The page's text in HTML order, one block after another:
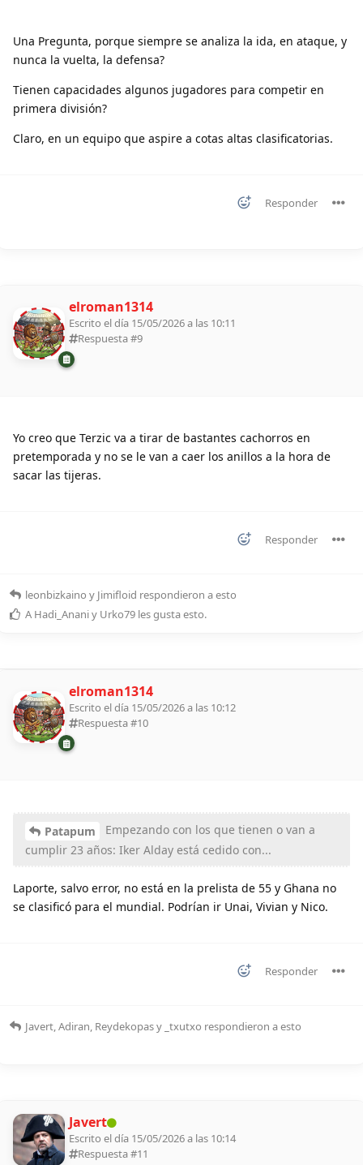
Una Pregunta, porque siempre se analiza la ida, en ataque, y
nunca la vuelta, la defensa?
Tienen capacidades algunos jugadores para competir en
primera división?
Claro, en un equipo que aspire a cotas altas clasificatorias.
Responder
elroman1314
Escrito el día 15/05/2026 a las 10:11
Respuesta #9
Yo creo que Terzic va a tirar de bastantes cachorros en
pretemporada y no se le van a caer los anillos a la hora de
sacar las tijeras.
Responder
leonbizkaino y Jimifloid respondieron a esto
A Hadi_Ananiy Urko79 les gusta esto.
elroman1314
Escrito el día 15/05/2026 a las 10:12
Respuesta #10
Patapum
Empezando con los que tienen o van a
cumplir 23 años: Iker Alday está cedido con...
Laporte, salvo error, no está en la prelista de 55 y Ghana no
se clasificó para el mundial. Podrían ir Unai, Vivian y Nico.
Responder
Javert,Adiran, Reydekopasy _txutxo respondieron a esto
Javert
Escrito el día 15/05/2026 a las 10:14
Respuesta #11